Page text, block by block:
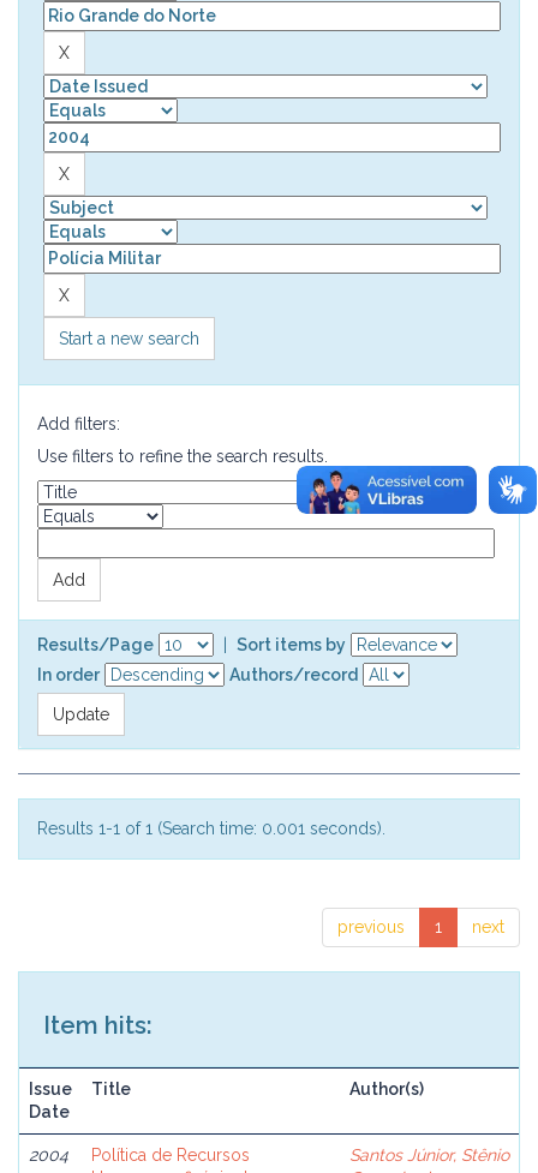
Start a new search
Add filters:
Use filters to refine the search results.
Results/Page
Sort items by
In order
Authors/record
Results 1-1 of 1 (Search time: 0.001 seconds).
previous 1 next
Item hits:
Issue
Date
Title Author(s)
2004
Política de Recursos
Santos Júnior, Stênio